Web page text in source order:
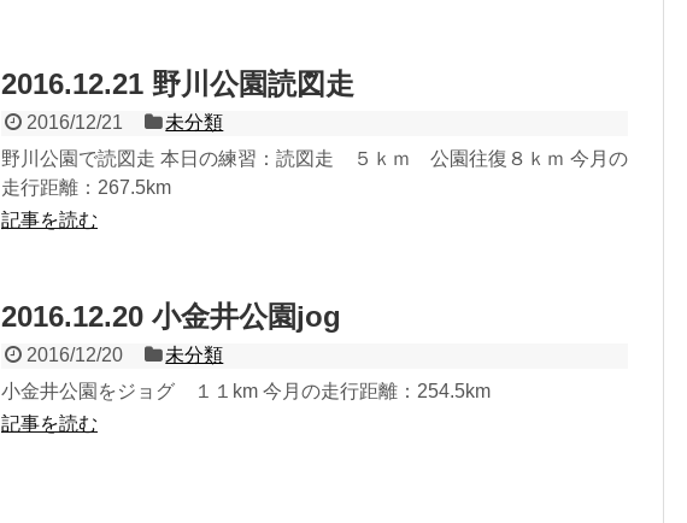
2016.12.21 野川公園読図走
2016/12/21
未分類
野川公園で読図走 本日の練習：読図走 ５ｋｍ 公園往復８ｋｍ 今月の
走行距離：267.5km
記事を読む
2016.12.20 小金井公園jog
2016/12/20
未分類
小金井公園をジョグ １１km 今月の走行距離：254.5km
記事を読む